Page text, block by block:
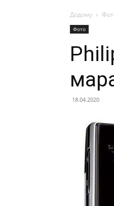
Додому
Фото
18.04.2020